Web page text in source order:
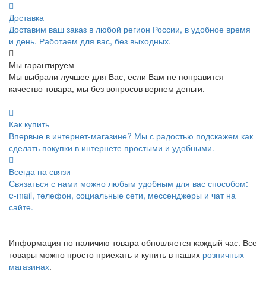
Доставка
Доставим ваш заказ в любой регион России, в удобное время
и день. Работаем для вас, без выходных.
Мы гарантируем
Мы выбрали лучшее для Вас, если Вам не понравится
качество товара, мы без вопросов вернем деньги.
Как купить
Впервые в интернет-магазине? Мы с радостью подскажем как
сделать покупки в интернете простыми и удобными.
Всегда на связи
Связаться с нами можно любым удобным для вас способом:
e-mail, телефон, социальные сети, мессенджеры и чат на
сайте.
Информация по наличию товара обновляется каждый час. Все
товары можно просто приехать и купить в наших розничных
магазинах.